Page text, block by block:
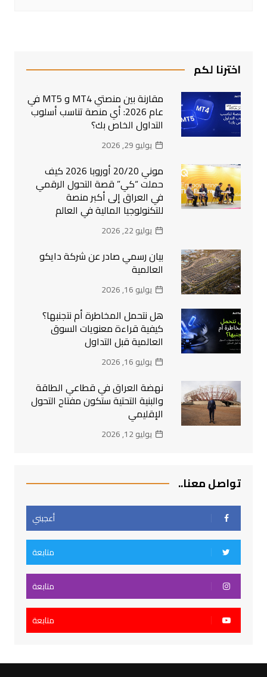
اخترنا لكم
مقارنة بين منصتي MT4 و MT5 في
عام 2026: أي منصة تناسب أسلوب
التداول الخاص بك؟
يوليو 29, 2026
موني 20/20 أوروبا 2026 كيف
حملت “كي” قصة التحول الرقمي
في العراق إلى أكبر منصة
للتكنولوجيا المالية في العالم
يوليو 22, 2026
بيان رسمي صادر عن شركة دايكو
العالمية
يوليو 16, 2026
هل نتحمل المخاطرة أم نتجنبها؟
كيفية قراءة معنويات السوق
العالمية قبل التداول
يوليو 16, 2026
نهضة العراق في قطاعي الطاقة
والبنية التحتية ستكون مفتاح التحول
الإقليمي
يوليو 12, 2026
تواصل معنا..
أعجبني
متابعة
متابعة
متابعة